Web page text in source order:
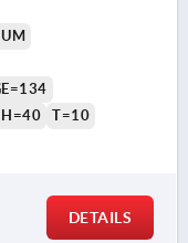
H=40 T=10
DETAILS